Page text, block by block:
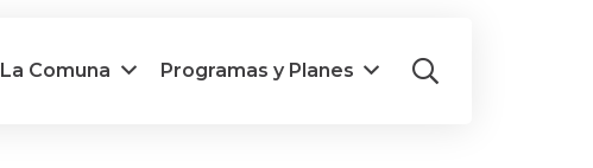
La Comuna Programas y Planes